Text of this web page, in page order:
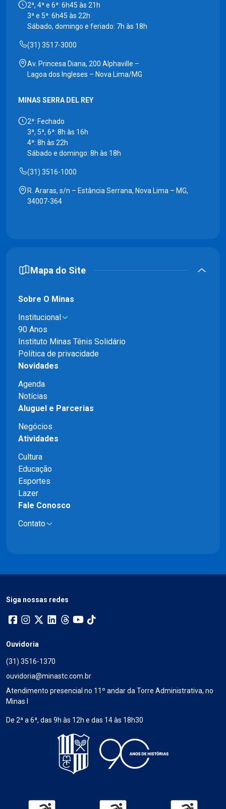
2ª, 4ª e 6ª: 6h45 às 21h
3ª e 5ª: 6h45 às 22h
Sábado, domingo e feriado: 7h às 18h
(31) 3517-3000
Av. Princesa Diana, 200 Alphaville –
Lagoa dos Ingleses – Nova Lima/MG
MINAS SERRA DEL REY
2ª: Fechado
3ª, 5ª, 6ª: 8h às 16h
4ª: 8h às 22h
Sábado e domingo: 8h às 18h
(31) 3516-1000
R. Araras, s/n – Estância Serrana, Nova Lima – MG,
34007-364
Mapa do Site
Sobre O Minas
Institucional
90 Anos
Instituto Minas Tênis Solidário
Política de privacidade
Novidades
Agenda
Notícias
Aluguel e Parcerias
Negócios
Atividades
Cultura
Educação
Esportes
Lazer
Fale Conosco
Contato
Siga nossas redes
Ouvidoria
(31) 3516-1370
ouvidoria@minastc.com.br
Atendimento presencial no 11º andar da Torre Administrativa, no
Minas I
De 2ª a 6ª, das 9h às 12h e das 14 às 18h30